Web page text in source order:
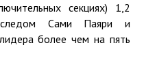
секциях) 1,2
следом Сами Паяри и
более чем на пять